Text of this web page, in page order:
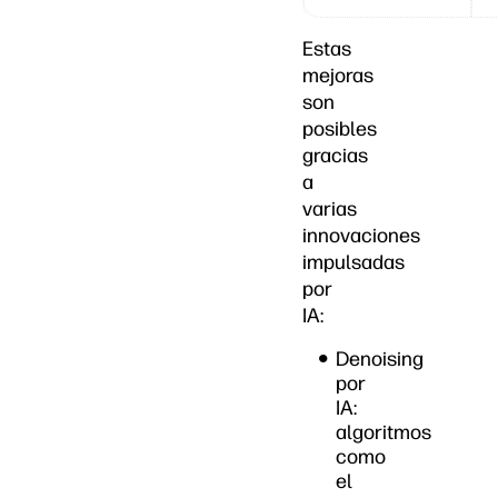
Estas
mejoras
son
posibles
gracias
a
varias
innovaciones
impulsadas
por
IA:
Denoising
por
IA:
algoritmos
como
el